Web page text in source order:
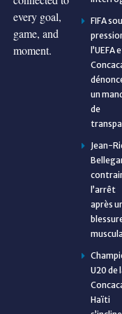
every goal,
game, and
moment.
FIFA
l’UEFA
un
de
Jean-
l’arrêt
après
U20 de
Haïti